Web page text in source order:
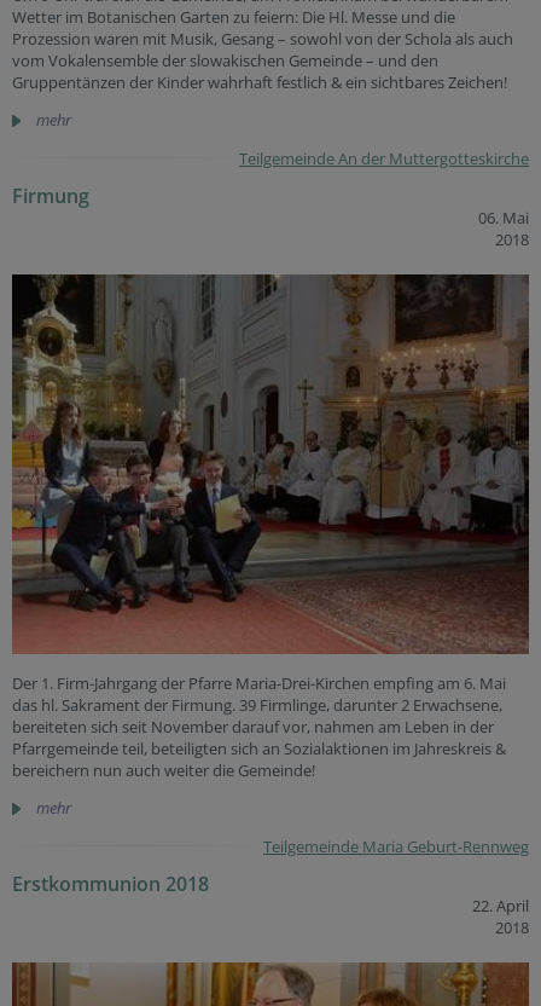
Wetter im Botanischen Garten zu feiern: Die Hl. Messe und die
Prozession waren mit Musik, Gesang – sowohl von der Schola als auch
vom Vokalensemble der slowakischen Gemeinde – und den
Gruppentänzen der Kinder wahrhaft festlich & ein sichtbares Zeichen!
mehr
Teilgemeinde An der Muttergotteskirche
Firmung
06. Mai
2018
Der 1. Firm-Jahrgang der Pfarre Maria-Drei-Kirchen empfing am 6. Mai
das hl. Sakrament der Firmung. 39 Firmlinge, darunter 2 Erwachsene,
bereiteten sich seit November darauf vor, nahmen am Leben in der
Pfarrgemeinde teil, beteiligten sich an Sozialaktionen im Jahreskreis &
bereichern nun auch weiter die Gemeinde!
mehr
Teilgemeinde Maria Geburt-Rennweg
Erstkommunion 2018
22. April
2018